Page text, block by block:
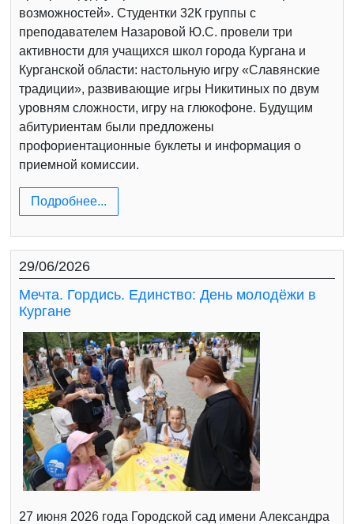
возможностей». Студентки 32К группы с
преподавателем Назаровой Ю.С. провели три
активности для учащихся школ города Кургана и
Курганской области: настольную игру «Славянские
традиции», развивающие игры Никитиных по двум
уровням сложности, игру на глюкофоне. Будущим
абитуриентам были предложены
профориентационные буклеты и информация о
приемной комиссии.
Подробнее...
29/06/2026
Мечта. Гордись. Единство: День молодёжи в
Кургане
27 июня 2026 года Городской сад имени Александра